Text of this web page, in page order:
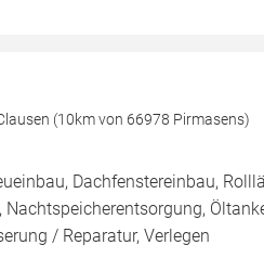
(10km von 66978 Pirmasens)
Dachfenstereinbau,
Nachtspeicherentsorgung,
/ Reparatur, Verlegen